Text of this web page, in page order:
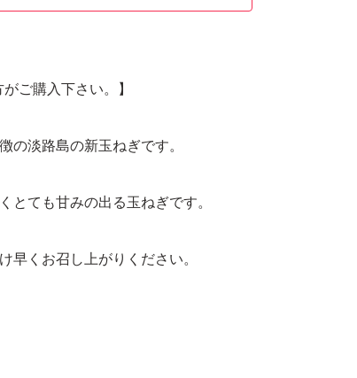
ご購入下さい。】
の淡路島の新玉ねぎです。
とても甘みの出る玉ねぎです。
早くお召し上がりください。
す。その時々で大きさや形が変わり